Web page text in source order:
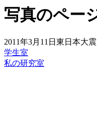
写真のペー
2011年3月11日東日本大
学生室
私の研究室